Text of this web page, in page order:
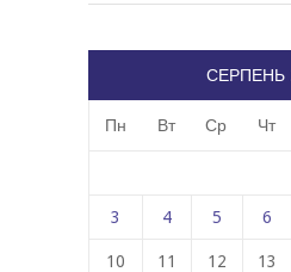
СЕРПЕНЬ
Пн Вт Ср Чт
3 4 5 6
10 11 12 13